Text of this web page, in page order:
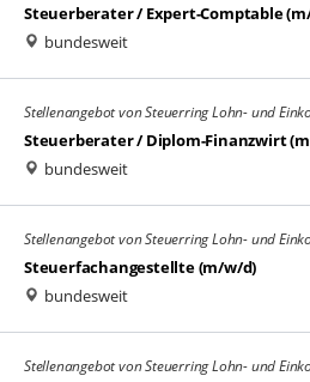
Steuerberater / Expert-Comptable
bundesweit
Stellenangebot von Steuerring Lohn- und
Steuerberater / Diplom-Finanzwirt
bundesweit
Stellenangebot von Steuerring Lohn- und
Steuerfachangestellte (m/w/d)
bundesweit
Stellenangebot von Steuerring Lohn- und